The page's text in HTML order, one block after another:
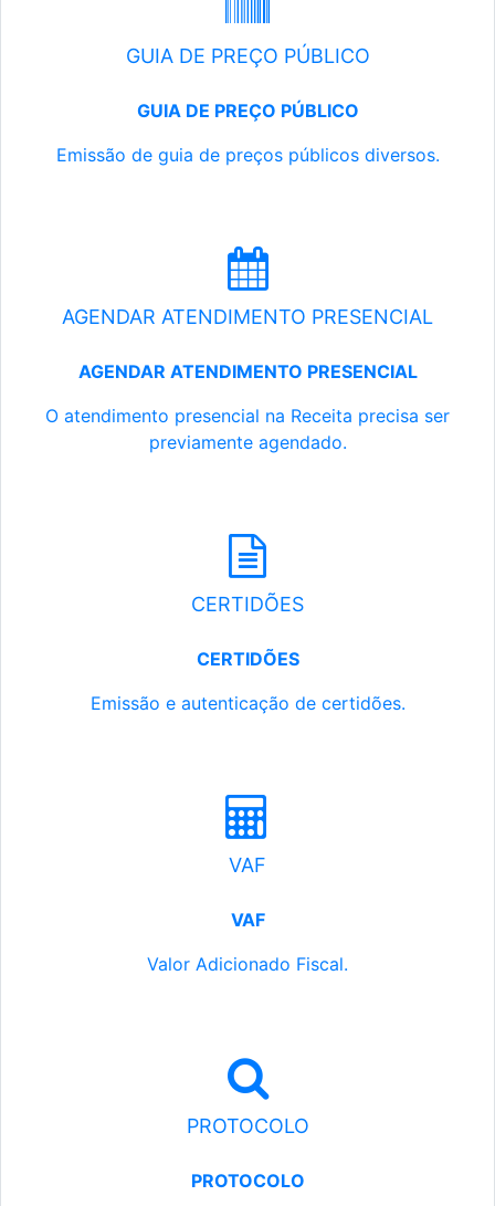
GUIA DE PREÇO PÚBLICO
GUIA DE PREÇO PÚBLICO
Emissão de guia de preços públicos diversos.
AGENDAR ATENDIMENTO PRESENCIAL
AGENDAR ATENDIMENTO PRESENCIAL
O atendimento presencial na Receita precisa ser
previamente agendado.
CERTIDÕES
CERTIDÕES
Emissão e autenticação de certidões.
VAF
VAF
Valor Adicionado Fiscal.
PROTOCOLO
PROTOCOLO